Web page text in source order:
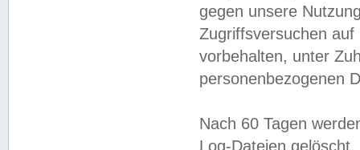
gegen unsere
Zugriffsversuchen
vorbehalten, unter
personenbezogenen
Nach 60 Tagen
Log-Dateien